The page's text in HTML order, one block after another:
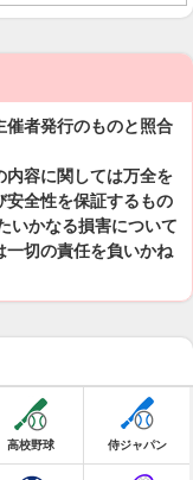
催者発行のものと照合
内容に関しては万全を
安全性を保証するもの
いかなる損害について
一切の責任を負いかね
高校野球 侍ジャパン